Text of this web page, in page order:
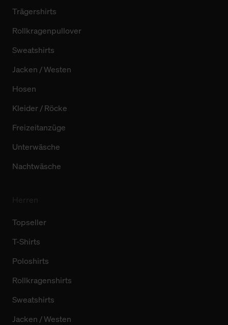
Trägershirts
Rollkragenpullover
Sweatshirts
Jacken / Westen
Hosen
Kleider / Röcke
Freizeitanzüge
Unterwäsche
Nachtwäsche
Topseller
T-Shirts
Poloshirts
Rollkragenshirts
Sweatshirts
Jacken / Westen